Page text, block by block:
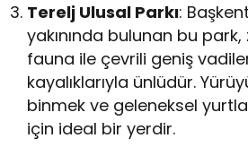
Terelj Ulusal Parkı:
yakınında bulunan bu
fauna ile çevrili geniş
kayalıklarıyla ünlüdür.
binmek ve geleneksel
için ideal bir yerdir.